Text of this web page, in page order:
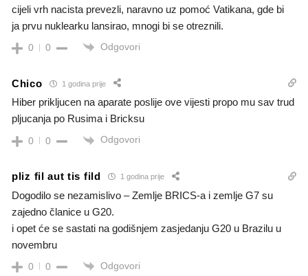
cijeli vrh nacista prevezli, naravno uz pomoć Vatikana, gde bi
ja prvu nuklearku lansirao, mnogi bi se otreznili.
0 0 Odgovori
Chico 1 godina prije
Hiber prikljucen na aparate poslije ove vijesti propo mu sav trud
pljucanja po Rusima i Bricksu
0 0 Odgovori
pliz fil aut tis fild 1 godina prije
Dogodilo se nezamislivo – Zemlje BRICS-a i zemlje G7 su
zajedno članice u G20.
i opet će se sastati na godišnjem zasjedanju G20 u Brazilu u
novembru
0 0 Odgovori